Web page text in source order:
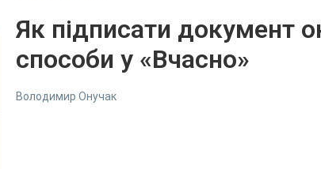
Як підписати документ
способи у «Вчасно»
Володимир Онучак